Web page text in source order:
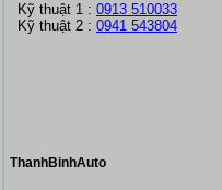
Kỹ thuật 1 : 0913 510033
Kỹ thuật 2 : 0941 543804
ThanhBinhAuto